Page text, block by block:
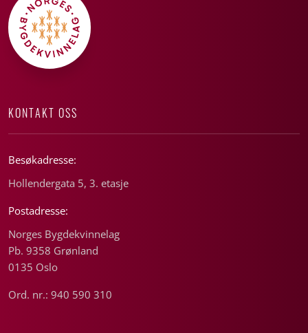
KONTAKT OSS
Besøkadresse:
Hollendergata 5, 3. etasje
Postadresse:
Norges Bygdekvinnelag
Pb. 9358 Grønland
0135 Oslo
Ord. nr.: 940 590 310